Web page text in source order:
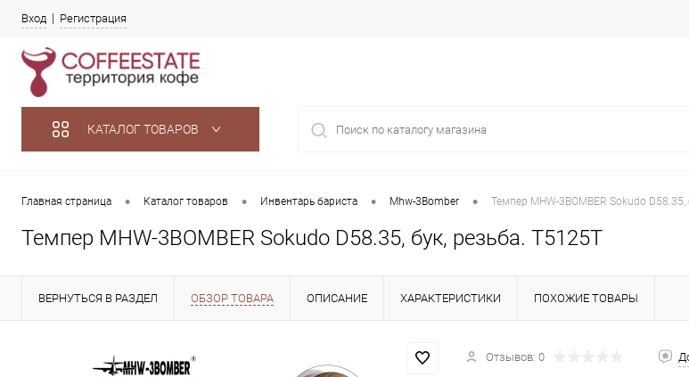
Вход Регистрация
КАТАЛОГ ТОВАРОВ
Главная страница • Каталог товаров • Инвентарь бариста • Mhw-3Bomber • Темпер MHW-3BOMBER Sokudo D58.35,
Темпер MHW-3BOMBER Sokudo D58.35, бук, резьба. T5125T
ВЕРНУТЬСЯ В РАЗДЕЛ ОБЗОР ТОВАРА ОПИСАНИЕ ХАРАКТЕРИСТИКИ ПОХОЖИЕ ТОВАРЫ
Отзывов: 0